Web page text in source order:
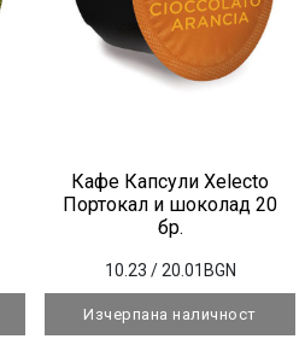
Кафе Капсули Xelecto
Портокал и шоколад 20
бр.
10.23 / 20.01BGN
Изчерпана наличност